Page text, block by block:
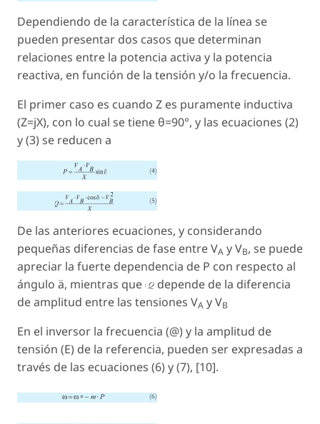
Dependiendo de la característica de la línea se
pueden presentar dos casos que determinan
relaciones entre la potencia activa y la potencia
reactiva, en función de la tensión y/o la frecuencia.
El primer caso es cuando Z es puramente inductiva
(Z=jX), con lo cual se tiene θ=90°, y las ecuaciones (2)
y (3) se reducen a
De las anteriores ecuaciones, y considerando
pequeñas diferencias de fase entreVA yVB, se puede
apreciar la fuerte dependencia de P con respecto al
ángulo ä, mientras que
depende de la diferencia
de amplitud entre las tensiones VA yVB
En el inversor la frecuencia (@) y la amplitud de
tensión (E) de la referencia, pueden ser expresadas a
través de las ecuaciones (6) y (7), [10].